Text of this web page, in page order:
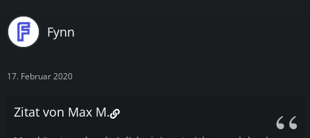
Fynn
17. Februar 2020
Zitat von Max M.